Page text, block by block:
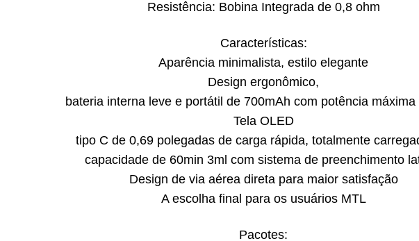
Resistência: Bobina Integrada de 0,8 ohm
Características:
Aparência minimalista, estilo elegante
Design ergonômico,
bateria interna leve e portátil de 700mAh com potência máxima
Tela OLED
tipo C de 0,69 polegadas de carga rápida, totalmente
capacidade de 60min 3ml com sistema de preenchimento
Design de via aérea direta para maior satisfação
A escolha final para os usuários MTL
Pacotes: